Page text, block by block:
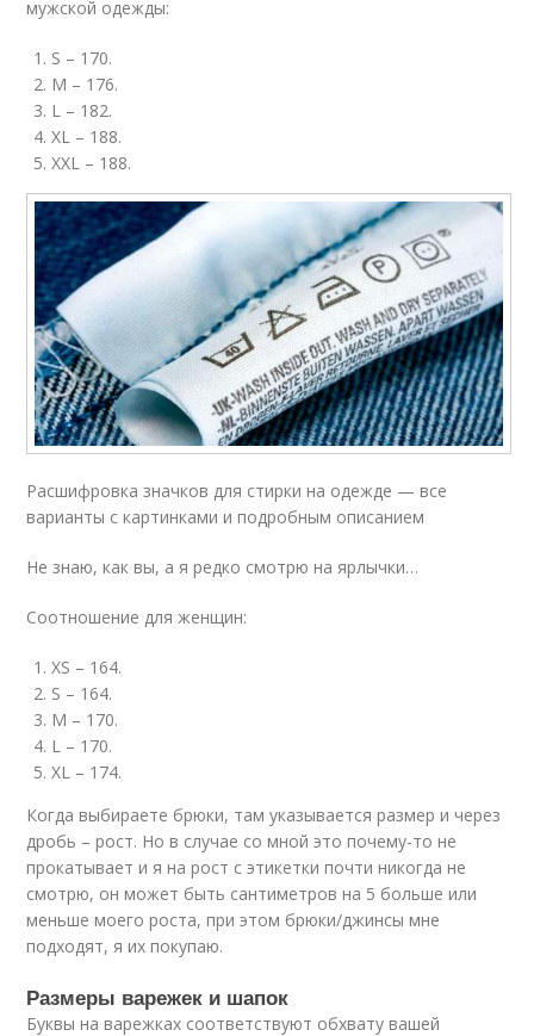
мужской одежды:
S – 170.
M – 176.
L – 182.
XL – 188.
XXL – 188.
Расшифровка значков для стирки на одежде — все
варианты с картинками и подробным описанием
Не знаю, как вы, а я редко смотрю на ярлычки…
Соотношение для женщин:
XS – 164.
S – 164.
M – 170.
L – 170.
XL – 174.
Когда выбираете брюки, там указывается размер и через
дробь – рост. Но в случае со мной это почему-то не
прокатывает и я на рост с этикетки почти никогда не
смотрю, он может быть сантиметров на 5 больше или
меньше моего роста, при этом брюки/джинсы мне
подходят, я их покупаю.
Размеры варежек и шапок
Буквы на варежках соответствуют обхвату вашей